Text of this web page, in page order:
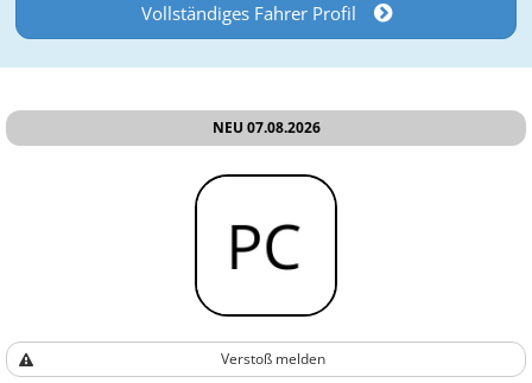
Vollständiges Fahrer Profil
NEU 07.08.2026
Verstoß melden